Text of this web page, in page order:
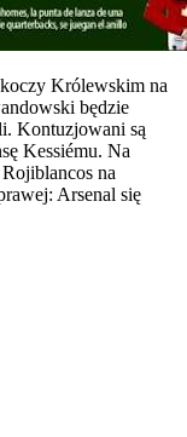
Królewskim na
będzie
Kontuzjowani są
Kessiému. Na
na
Arsenal się